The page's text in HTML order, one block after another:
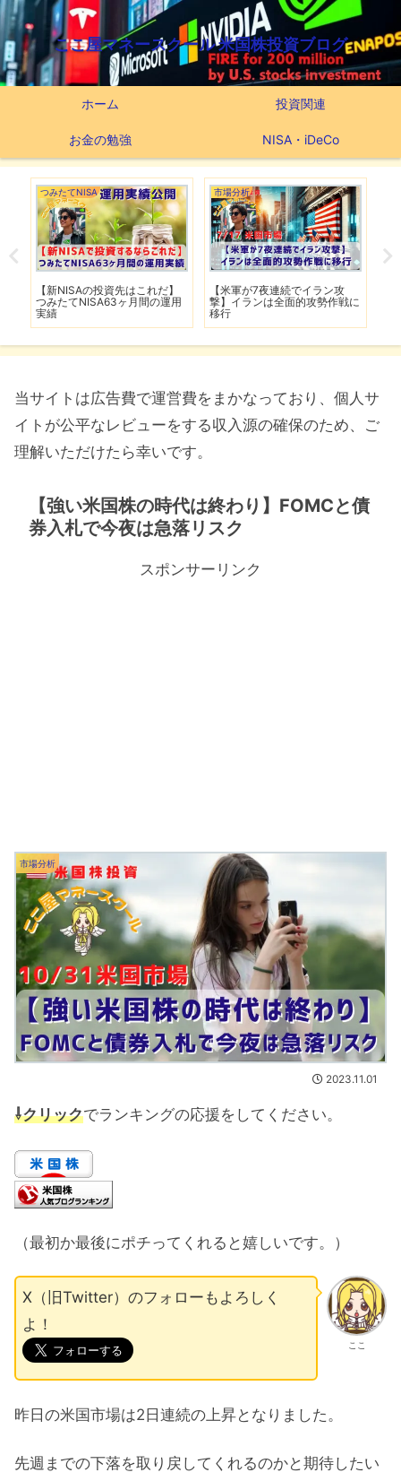
ここ屋マネースクール 米国株投資ブログ
ホーム 投資関連
お金の勉強 NISA・iDeCo
つみたてNISA
【新NISAの投資先はこれだ】
つみたてNISA63ヶ月間の運用
実績
市場分析
【米軍が7夜連続でイラン攻
撃】イランは全面的攻勢作戦に
移行
当サイトは広告費で運営費をまかなっており、個人サ
イトが公平なレビューをする収入源の確保のため、ご
理解いただけたら幸いです。
【強い米国株の時代は終わり】FOMCと債
券入札で今夜は急落リスク
スポンサーリンク
市場分析
2023.11.01
⇩クリックでランキングの応援をしてください。
（最初か最後にポチってくれると嬉しいです。）
ここ
X（旧Twitter）のフォローもよろしく
よ！
昨日の米国市場は2日連続の上昇となりました。
先週までの下落を取り戻してくれるのかと期待したい